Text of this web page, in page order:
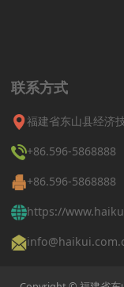
联系方式
福建省东山县经济
+86.596-5868888
+86.596-5868888
https://